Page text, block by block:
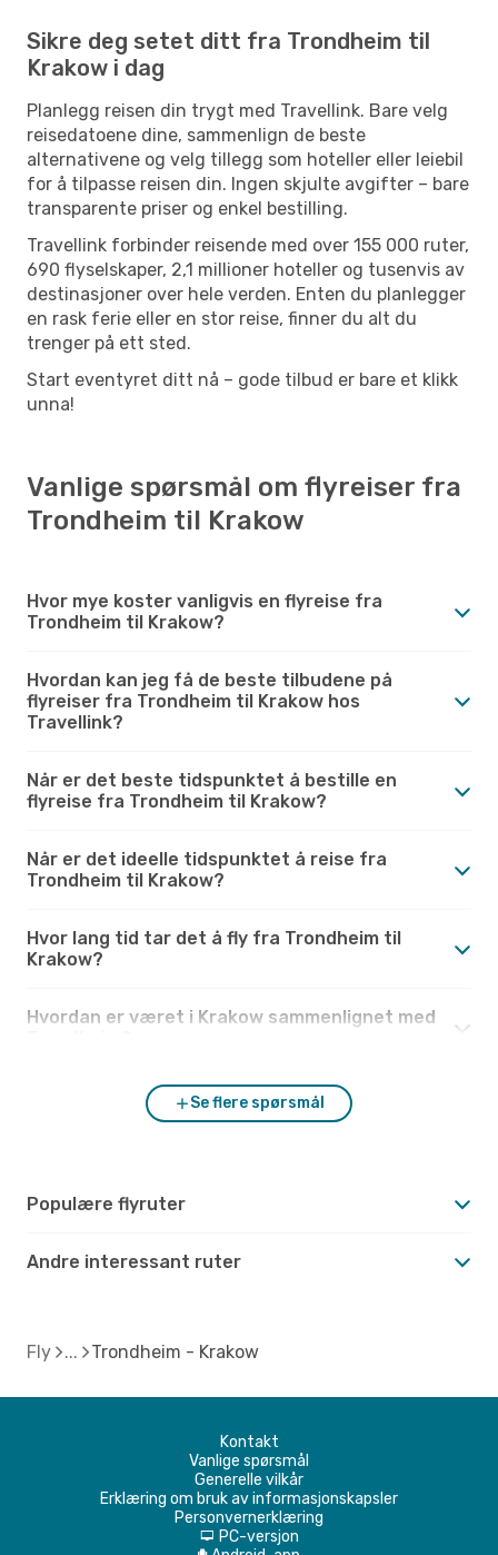
Sikre deg setet ditt fra Trondheim til
Krakow i dag
Planlegg reisen din trygt med Travellink. Bare velg
reisedatoene dine, sammenlign de beste
alternativene og velg tillegg som hoteller eller leiebil
for å tilpasse reisen din. Ingen skjulte avgifter – bare
transparente priser og enkel bestilling.
Travellink forbinder reisende med over 155 000 ruter,
690 flyselskaper, 2,1 millioner hoteller og tusenvis av
destinasjoner over hele verden. Enten du planlegger
en rask ferie eller en stor reise, finner du alt du
trenger på ett sted.
Start eventyret ditt nå – gode tilbud er bare et klikk
unna!
Vanlige spørsmål om flyreiser fra
Trondheim til Krakow
Hvor mye koster vanligvis en flyreise fra
Trondheim til Krakow?
Hvordan kan jeg få de beste tilbudene på
flyreiser fra Trondheim til Krakow hos
Travellink?
Når er det beste tidspunktet å bestille en
flyreise fra Trondheim til Krakow?
Når er det ideelle tidspunktet å reise fra
Trondheim til Krakow?
Hvor lang tid tar det å fly fra Trondheim til
Krakow?
Hvordan er været i Krakow sammenlignet med
Se flere spørsmål
Populære flyruter
Andre interessant ruter
Fly Trondheim - Krakow
Kontakt
Vanlige spørsmål
Generelle vilkår
Erklæring om bruk av informasjonskapsler
Personvernerklæring
d PC-versjon